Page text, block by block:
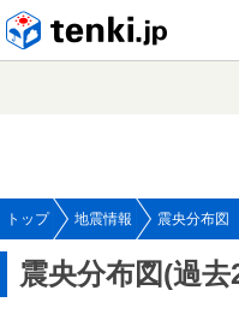
トップ 地震情報 震央分布図
震央分布図(過去